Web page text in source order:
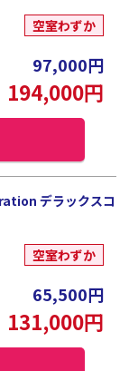
空室わずか
97,000円
194,000円
デラックスコ
空室わずか
65,500円
131,000円